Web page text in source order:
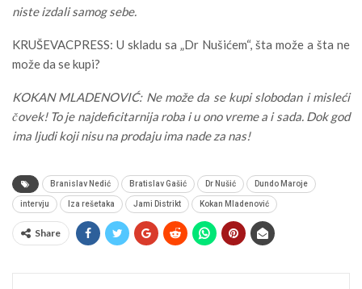
niste izdali samog sebe.
KRUŠEVACPRESS: U skladu sa „Dr Nušićem“, šta može a šta ne
može da se kupi?
KOKAN MLADENOVIĆ: Ne može da se kupi slobodan i misleći
čovek! To je najdeficitarnija roba i u ono vreme a i sada. Dok god
ima ljudi koji nisu na prodaju ima nade za nas!
Branislav Nedić Bratislav Gašić Dr Nušić Dundo Maroje
intervju Iza rešetaka Jami Distrikt Kokan Mladenović
Share